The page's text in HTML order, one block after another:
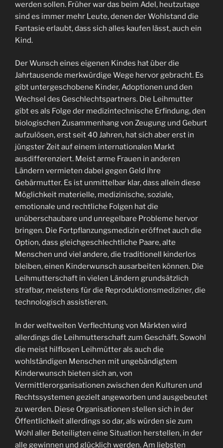
werden sollen. Früher war das beim Adel, heutzutage
sind es immer mehr Leute, denen der Wohlstand die
Fantasie erlaubt, dass sich alles kaufen lässt, auch ein
Kind.
Der Wunsch eines eigenen Kindes hat über die
Jahrtausende merkwürdige Wege hervor gebracht. Es
gibt untergeschobene Kinder, Adoptionen und den
Wechsel des Geschlechtspartners. Die Leihmutter
gibt es als Folge der medizintechnische Erfindung, den
biologischen Zusammenhang von Zeugung und Geburt
aufzulösen, erst seit 40 Jahren, hat sich aber erst in
jüngster Zeit auf einem internationalen Markt
ausdifferenziert. Meist arme Frauen in anderen
Ländern vermieten dabei gegen Geld ihre
Gebärmutter. Es ist unmittelbar klar, dass allein diese
Möglichkeit materielle, medizinische, soziale,
emotionale und rechtliche Folgen hat die
unüberschaubare und unregelbare Probleme hervor
bringen. Die Fortpflanzungsmedizin eröffnet auch die
Option, dass gleichgeschlechtliche Paare, alte
Menschen und viel andere, die traditionell kinderlos
bleiben, einen Kinderwunsch ausarbeiten können. Die
Leihmutterschaft in vielen Ländern grundsätzlich
strafbar, meistens für die Reproduktionsmediziner, die
technologisch assistieren.
In der weltweiten Verflechtung von Märkten wird
allerdings die Leihmutterschaft zum Geschäft. Sowohl
die meist hilflosen Leihmütter als auch die
wohlständigen Menschen mit ungebändigtem
Kinderwunsch bieten sich an, von
Vermittlerorganisationen zwischen den Kulturen und
Rechtssystemen gezielt angeworben und ausgebeutet
zu werden. Diese Organisationen stellen sich in der
Öffentlichkeit allerdings so dar, als würden sie zum
Wohl aller Beteiligten eine Situation herstellen, in der
alle gewinnen und glücklich werden. Am liebsten